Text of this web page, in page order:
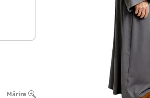
Mărire